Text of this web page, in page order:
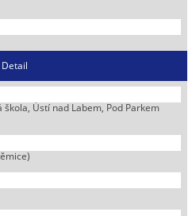
Detail
Ústí nad Labem, Pod Parkem